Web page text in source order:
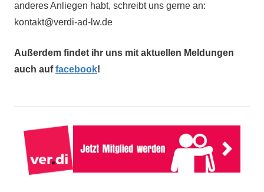
anderes Anliegen habt, schreibt uns gerne an:
kontakt@verdi-ad-lw.de
Außerdem findet ihr uns mit aktuellen Meldungen
auch auffacebook!